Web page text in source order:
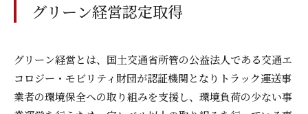
グリーン経営認定取得
グリーン経営とは、国土交通省所管の公益法人である交通エ
コロジー・モビリティ財団が認証機関となりトラック運送事
業者の環境保全への取り組みを支援し、環境負荷の少ない事